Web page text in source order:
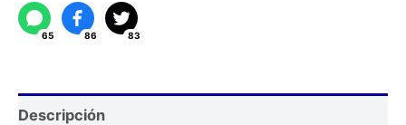
65 86 83
Descripción